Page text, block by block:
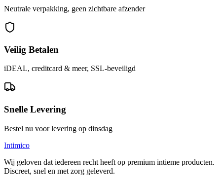
Neutrale verpakking, geen zichtbare afzender
Veilig Betalen
iDEAL, creditcard & meer, SSL-beveiligd
Snelle Levering
Bestel nu voor levering op dinsdag
Intimico
Wij geloven dat iedereen recht heeft op premium intieme producten.
Discreet, snel en met zorg geleverd.